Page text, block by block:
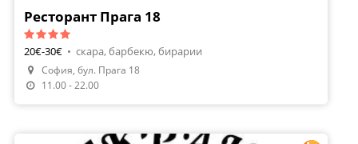
Направи Резервация
Ресторант Прага 18
20€-30€ • скара, барбекю, бирарии
София, бул. Прага 18
11.00 - 22.00